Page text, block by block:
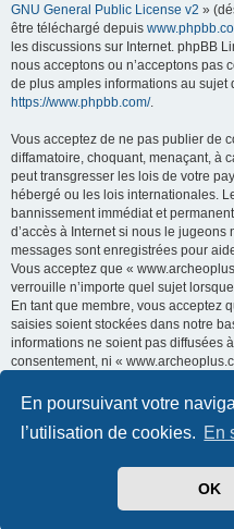
En poursuivant votre
l’utilisation de cookies. En
OK
GNU General Public License v2 »
être téléchargé depuis
les discussions sur Internet. phpBB
nous acceptons ou n’acceptons pas
de plus amples informations au sujet
https://www.phpbb.com/.
Vous acceptez de ne pas publier de
diffamatoire, choquant, menaçant, à
peut transgresser les lois de votre
hébergé ou les lois internationales.
bannissement immédiat et
d’accès à Internet si nous le
messages sont enregistrées pour
Vous acceptez que «
verrouille n’importe quel sujet
En tant que membre, vous acceptez
saisies soient stockées dans notre
informations ne soient pas diffusées
consentement, ni «
comme responsables en cas de
les données.
phpBB ®